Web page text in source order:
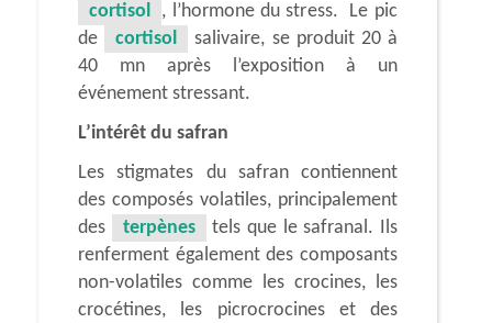
cortisol , l’hormone du stress. Le pic
de
cortisol
salivaire, se produit 20 à
40 mn après l’exposition à un
événement stressant.
L’intérêt du safran
Les stigmates du safran contiennent
des composés volatiles, principalement
des
terpènes
tels que le safranal. Ils
renferment également des composants
non-volatiles comme les crocines, les
crocétines, les picrocrocines et des